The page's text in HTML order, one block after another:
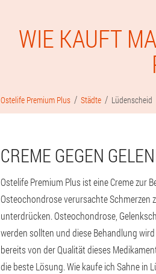
WIE KAUFT
Ostelife Premium Plus Städte Lüdenscheid
CREME GEGEN
Ostelife Premium Plus ist eine Creme zur
Osteochondrose verursachte Schmerzen
unterdrücken. Osteochondrose,
werden sollten und diese Behandlung
bereits von der Qualität dieses
die beste Lösung. Wie kaufe ich Sahne in